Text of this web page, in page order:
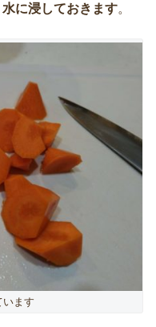
に浸しておきます。
います